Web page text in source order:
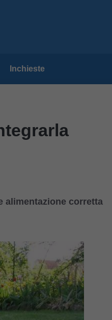
Inchieste
alimentazione corretta